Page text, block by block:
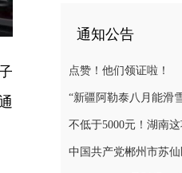
通知公告
点赞！他们领证啦！
“新疆阿勒泰八月能滑雪
不低于5000元！湖南